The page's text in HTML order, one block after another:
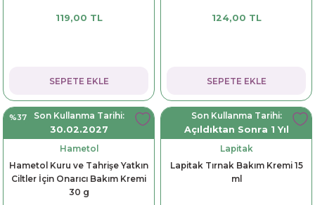
Sporcu Takviyeleri
Pekmez-Bal-Macun
Resveratrol
119,00 TL
SEPETE EKLE
124,00 TL
SEPETE EKLE
%37
Son Kullanma Tarihi:
30.02.2027
Hametol
Hametol Kuru ve Tahrişe Yatkın
Ciltler İçin Onarıcı Bakım Kremi
30 g
Son Kullanma Tarihi:
Açıldıktan Sonra 1 Yıl
Lapitak
Lapitak Tırnak Bakım Kremi 15
ml